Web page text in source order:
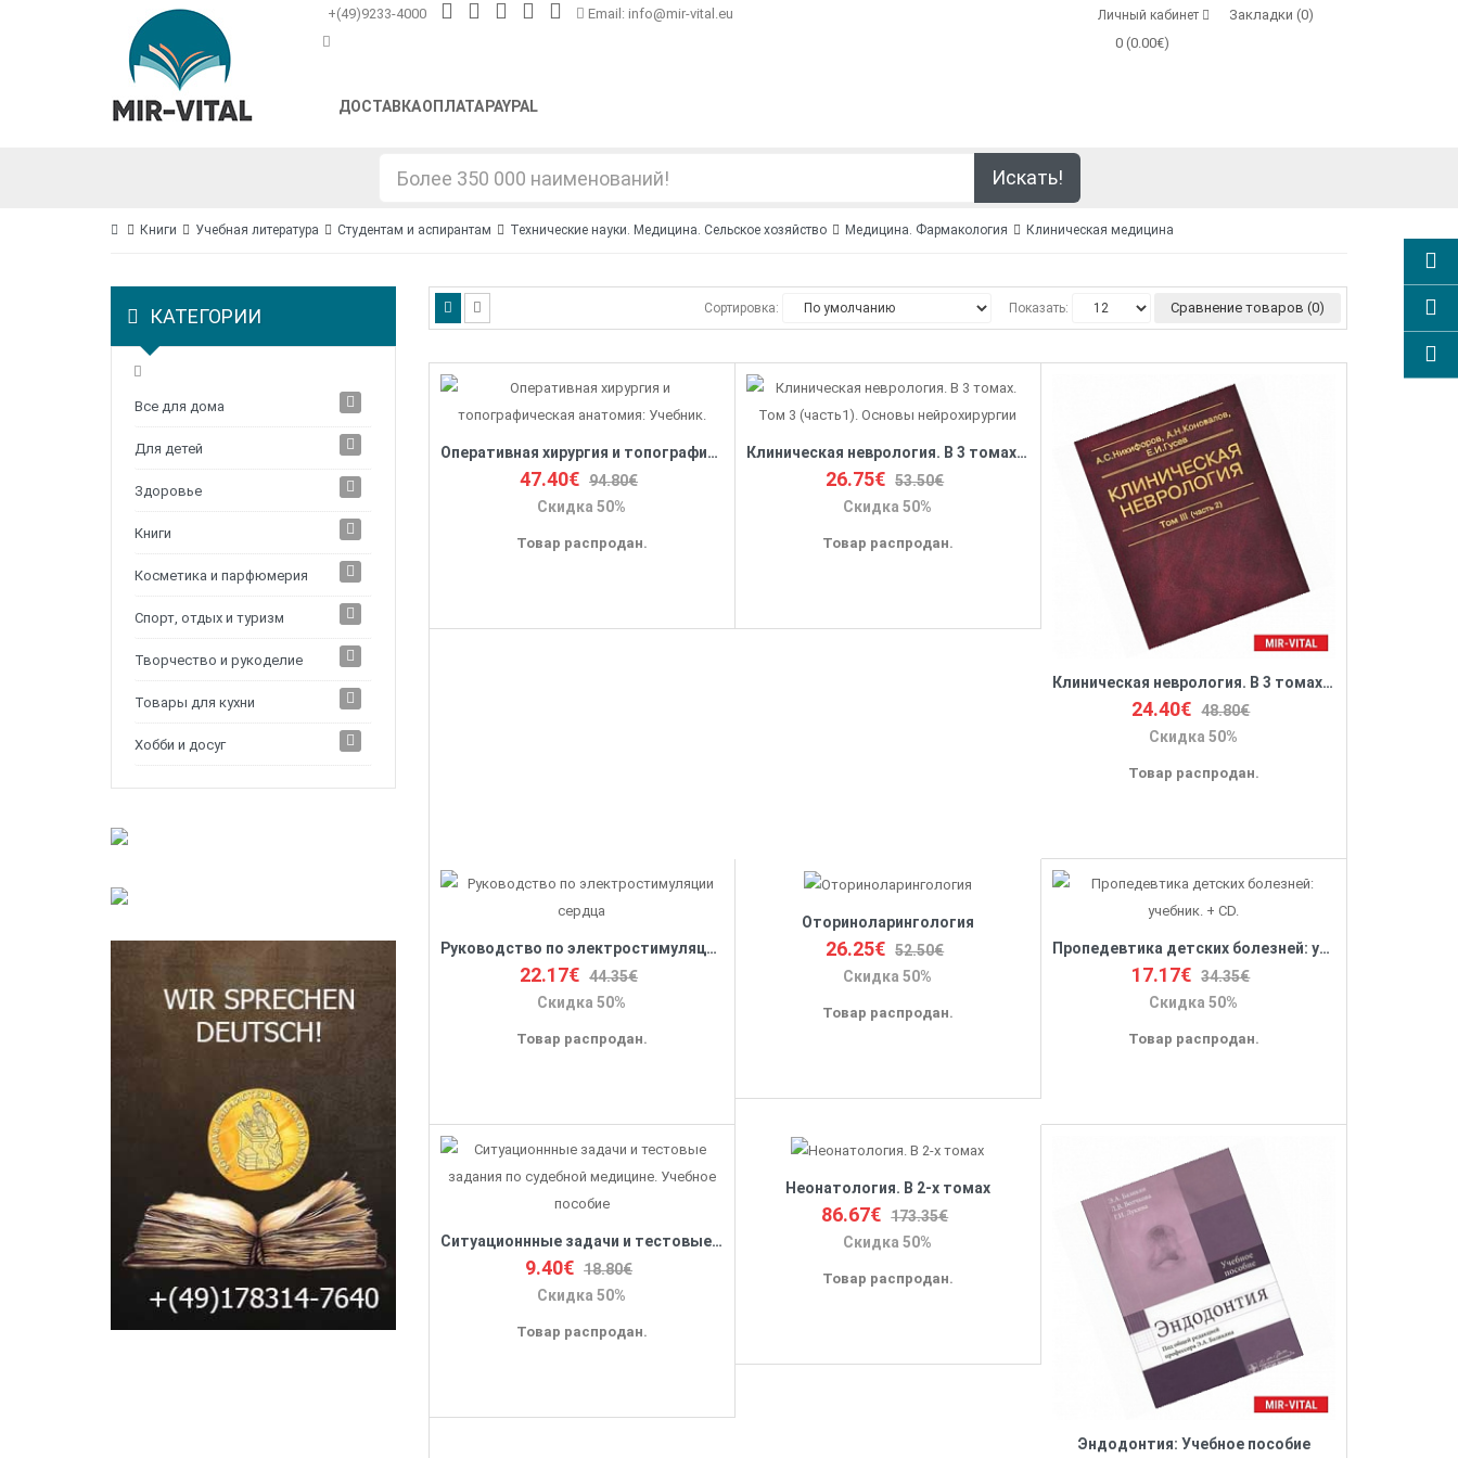
+(49)9233-4000 Email: info@mir-vital.eu Личный кабинет Закладки (0)
ДОСТАВКАОПЛАТА PAYPAL
0 (0.00€)
Искать!
Книги Учебная литература Студентам и аспирантам Технические науки. Медицина. Сельское хозяйство Медицина. Фармакология Клиническая медицина
КАТЕГОРИИ
Все для дома
Для детей
Здоровье
Книги
Косметика и парфюмерия
Спорт, отдых и туризм
Творчество и рукоделие
Товары для кухни
Хобби и досуг
Сортировка: Показать: Сравнение товаров (0)
Оперативная хирургия и топографическая анатомия: Учебник.
47.40€ 94.80€
Скидка 50%
Товар распродан.
Клиническая неврология. В 3 томах. Том 3 (часть1). Основы нейрохирургии
26.75€ 53.50€
Скидка 50%
Товар распродан.
Клиническая неврология. В 3 томах. Том 3 (часть 2). Основы нейрохирургии
24.40€ 48.80€
Скидка 50%
Товар распродан.
Руководство по электростимуляции сердца
22.17€ 44.35€
Скидка 50%
Товар распродан.
Оториноларингология
26.25€ 52.50€
Скидка 50%
Товар распродан.
Пропедевтика детских болезней: учебник. + CD.
17.17€ 34.35€
Скидка 50%
Товар распродан.
Ситуационнные задачи и тестовые задания по судебной медицине. Учебное пособие
9.40€ 18.80€
Скидка 50%
Товар распродан.
Неонатология. В 2-х томах
86.67€ 173.35€
Скидка 50%
Товар распродан.
Эндодонтия: Учебное пособие